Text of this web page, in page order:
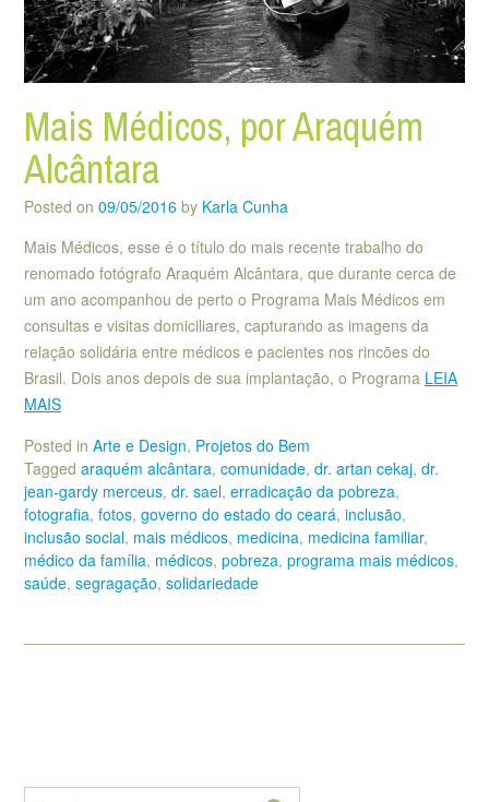
Mais Médicos, por Araquém
Alcântara
Posted on 09/05/2016 by Karla Cunha
Mais Médicos, esse é o título do mais recente trabalho do
renomado fotógrafo Araquém Alcântara, que durante cerca de
um ano acompanhou de perto o Programa Mais Médicos em
consultas e visitas domiciliares, capturando as imagens da
relação solidária entre médicos e pacientes nos rincões do
Brasil. Dois anos depois de sua implantação, o Programa LEIA
MAIS
Posted in Arte e Design, Projetos do Bem
Tagged araquém alcântara, comunidade, dr. artan cekaj, dr.
jean-gardy merceus, dr. sael, erradicação da pobreza,
fotografia, fotos, governo do estado do ceará, inclusão,
inclusão social, mais médicos, medicina, medicina familiar,
médico da família, médicos, pobreza, programa mais médicos,
saúde, segragação, solidariedade